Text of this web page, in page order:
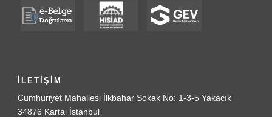
İLETİŞİM
Cumhuriyet Mahallesi İlkbahar Sokak No: 1-3-5 Yakacık
34876 Kartal İstanbul